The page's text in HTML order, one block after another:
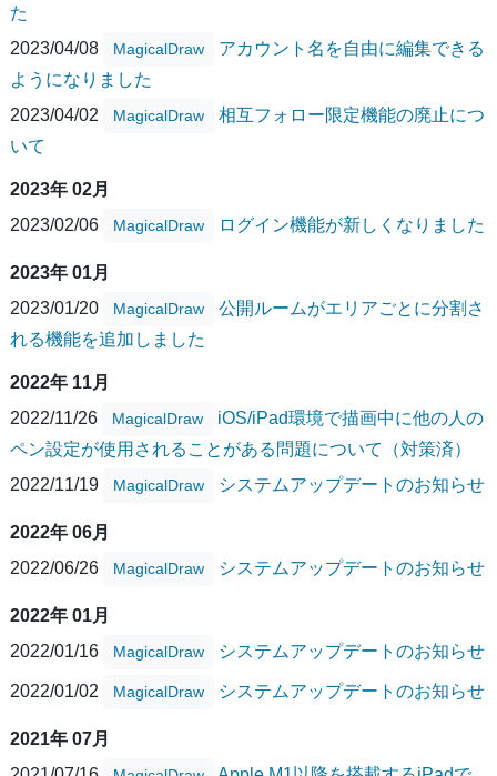
た
2023/04/08
MagicalDraw
アカウント名を自由に編集できる
ようになりました
2023/04/02
MagicalDraw
相互フォロー限定機能の廃止につ
いて
2023年 02月
2023/02/06
MagicalDraw ログイン機能が新しくなりました
2023年 01月
2023/01/20
MagicalDraw
公開ルームがエリアごとに分割さ
れる機能を追加しました
2022年 11月
2022/11/26
MagicalDraw
iOS/iPad環境で描画中に他の人の
ペン設定が使用されることがある問題について（対策済）
2022/11/19
MagicalDraw システムアップデートのお知らせ
2022年 06月
2022/06/26
MagicalDraw システムアップデートのお知らせ
2022年 01月
2022/01/16
MagicalDraw システムアップデートのお知らせ
2022/01/02 MagicalDraw システムアップデートのお知らせ
2021年 07月